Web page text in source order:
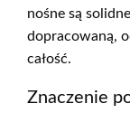
nośne są
dopracowaną,
całość.
Znaczenie